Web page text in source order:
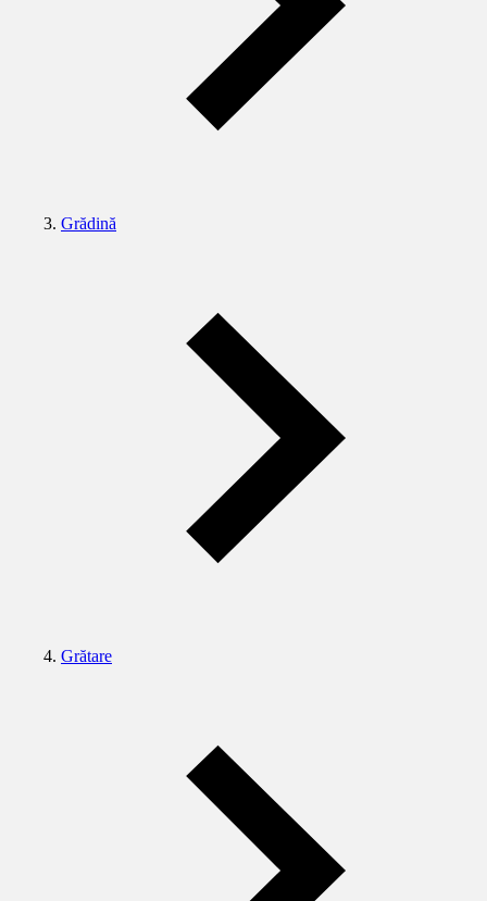
Grădină
Grătare